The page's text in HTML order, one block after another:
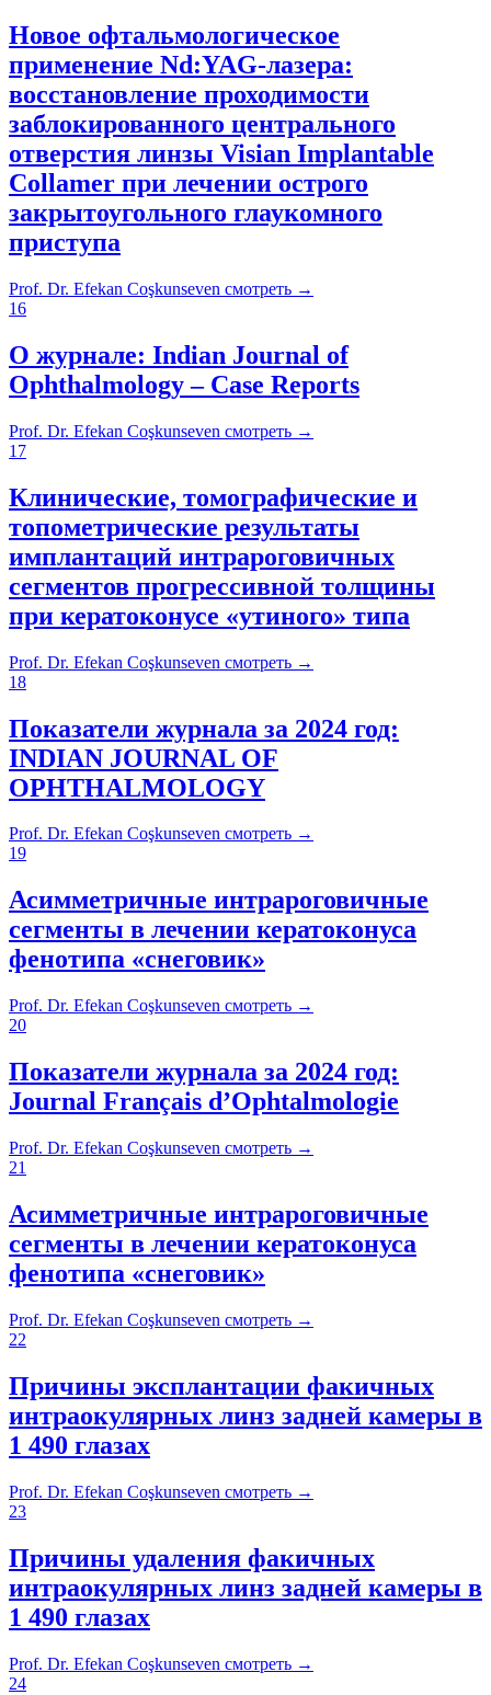
Новое офтальмологическое
применение Nd:YAG-лазера:
восстановление проходимости
заблокированного центрального
отверстия линзы Visian Implantable
Collamer при лечении острого
закрытоугольного глаукомного
приступа
Prof. Dr. Efekan Coşkunseven смотреть →
16
О журнале: Indian Journal of
Ophthalmology – Case Reports
Prof. Dr. Efekan Coşkunseven смотреть →
17
Клинические, томографические и
топометрические результаты
имплантаций интрароговичных
сегментов прогрессивной толщины
при кератоконусе «утиного» типа
Prof. Dr. Efekan Coşkunseven смотреть →
18
Показатели журнала за 2024 год:
INDIAN JOURNAL OF
OPHTHALMOLOGY
Prof. Dr. Efekan Coşkunseven смотреть →
19
Асимметричные интрароговичные
сегменты в лечении кератоконуса
фенотипа «снеговик»
Prof. Dr. Efekan Coşkunseven смотреть →
20
Показатели журнала за 2024 год:
Journal Français d’Ophtalmologie
Prof. Dr. Efekan Coşkunseven смотреть →
21
Асимметричные интрароговичные
сегменты в лечении кератоконуса
фенотипа «снеговик»
Prof. Dr. Efekan Coşkunseven смотреть →
22
Причины эксплантации факичных
интраокулярных линз задней камеры в
1 490 глазах
Prof. Dr. Efekan Coşkunseven смотреть →
23
Причины удаления факичных
интраокулярных линз задней камеры в
1 490 глазах
Prof. Dr. Efekan Coşkunseven смотреть →
24